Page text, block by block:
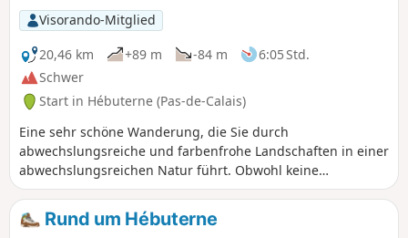
Visorando-Mitglied
20,46 km
+89 m -84 m
6:05 Std.
Schwer
Start in Hébuterne (Pas-de-Calais)
Eine sehr schöne Wanderung, die Sie durch
abwechslungsreiche und farbenfrohe Landschaften in einer
abwechslungsreichen Natur führt. Obwohl keine
besonderen Schwierigkeiten zu erwarten sind, wird
aufgrund der Länge der Strecke eine gute körperliche
Verfassung empfohlen.
Rund um Hébuterne